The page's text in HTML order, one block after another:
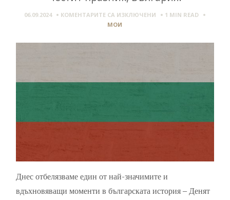
06.09.2024 КОМЕНТАРИТЕ СА ИЗКЛЮЧЕНИЗА
БЪЛГАРИЯ!
1 MIN READ
МОИ
Днес отбелязваме един от най-значимите и
вдъхновяващи моменти в българската история – Денят